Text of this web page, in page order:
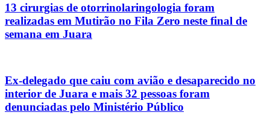
13 cirurgias de otorrinolaringologia foram
realizadas em Mutirão no Fila Zero neste final de
semana em Juara
Ex-delegado que caiu com avião e desaparecido no
interior de Juara e mais 32 pessoas foram
denunciadas pelo Ministério Público